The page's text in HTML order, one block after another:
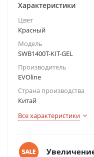
Характеристики
Цвет
Красный
Модель
SWB1400T-KIT-GEL
Производитель
EVOline
Страна производства
Китай
Все характеристики